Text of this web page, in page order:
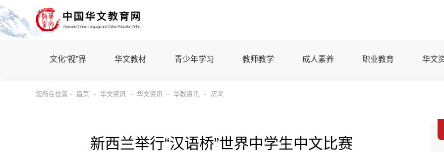
文化“视”界 华文教材 青少年学习 教师教学 成人素养 职业教育 华文
您所在位置 - 首页 - 华文资讯 - 华文资讯 - 华教资讯 - 正文
新西兰举行“汉语桥”世界中学生中文比赛